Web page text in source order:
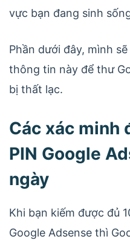
vực bạn đang sinh
Phần dưới đây, mình
thông tin này để thư
bị thất lạc.
Các xác minh
PIN Google
ngày
Khi bạn kiếm được đủ
Google Adsense thì